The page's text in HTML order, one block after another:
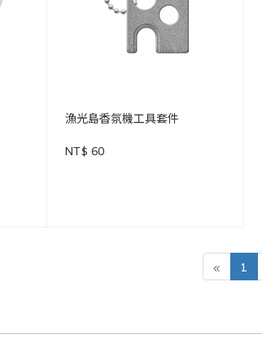
漁光島香氛機工具套件
NT$ 60
« 1